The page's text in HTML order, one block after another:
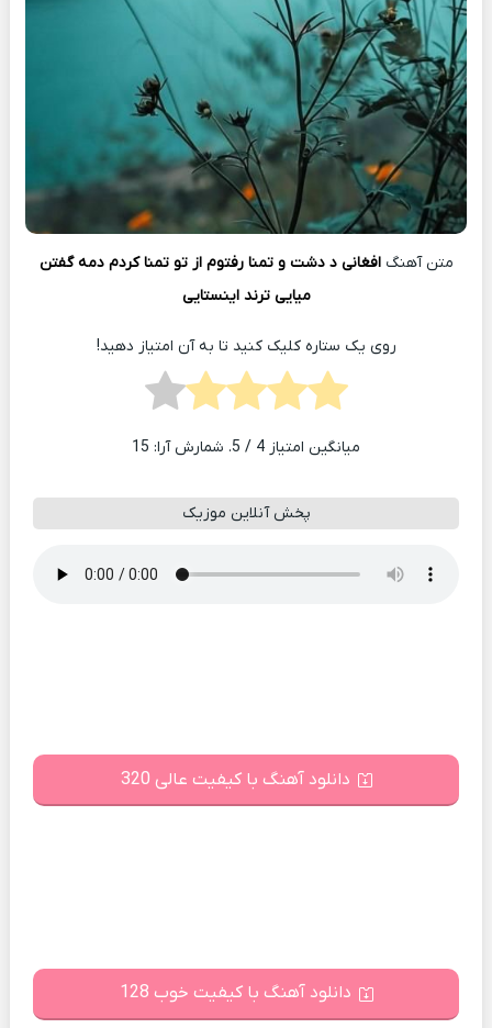
متن آهنگافغانی د دشت و تمنا رفتوم از تو تمنا کردم دمه گفتن
میایی ترند اینستایی
روی یک ستاره کلیک کنید تا به آن امتیاز دهید!
میانگین امتیاز 4 / 5. شمارش آرا: 15
پخش آنلاین موزیک
دانلود آهنگ با کیفیت عالی 320
دانلود آهنگ با کیفیت خوب 128